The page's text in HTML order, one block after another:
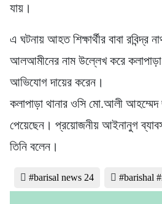
যায়।
এ ঘটনায় আহত শিক্ষার্থীর বাবা রবিন্দ্র
আলআমীনের নাম উল্লেখ করে কলাপাড়া
আভিযোগ দায়ের করেন।
কলাপাড়া থানার ওসি মো.আলী
পেয়েছেন। প্রয়োজনীয় আইনানুগ
তিনি বলেন।
#barisal news 24 #barishal